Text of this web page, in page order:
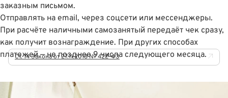
заказным письмом.
Отправлять на email, через соцсети или мессенджеры.
При расчёте наличными самозанятый передаёт чек сразу,
как получит вознаграждение. При других способах
платежей — не позднее 9 числа следующего месяца.
Ст. 14 Закона от 27.11.2018 № 422-ФЗ